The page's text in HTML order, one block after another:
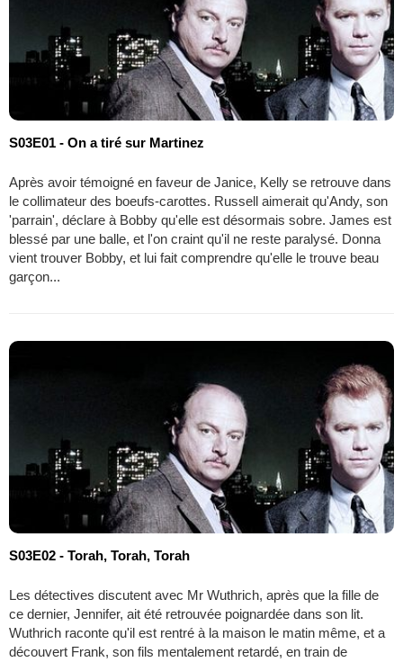
S03E01 - On a tiré sur Martinez
Après avoir témoigné en faveur de Janice, Kelly se retrouve dans
le collimateur des boeufs-carottes. Russell aimerait qu'Andy, son
'parrain', déclare à Bobby qu'elle est désormais sobre. James est
blessé par une balle, et l'on craint qu'il ne reste paralysé. Donna
vient trouver Bobby, et lui fait comprendre qu'elle le trouve beau
garçon...
S03E02 - Torah, Torah, Torah
Les détectives discutent avec Mr Wuthrich, après que la fille de
ce dernier, Jennifer, ait été retrouvée poignardée dans son lit.
Wuthrich raconte qu'il est rentré à la maison le matin même, et a
découvert Frank, son fils mentalement retardé, en train de